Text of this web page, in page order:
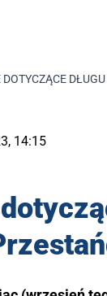
14:15